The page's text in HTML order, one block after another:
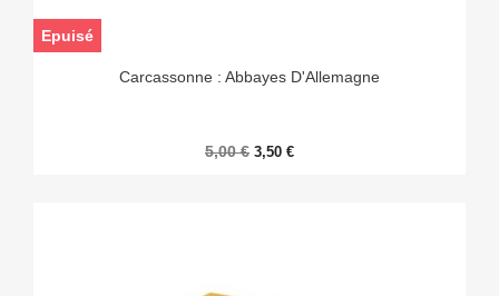
Carcassonne : Abbayes D'Allemagne
5,00 € 3,50 €
Epuisé